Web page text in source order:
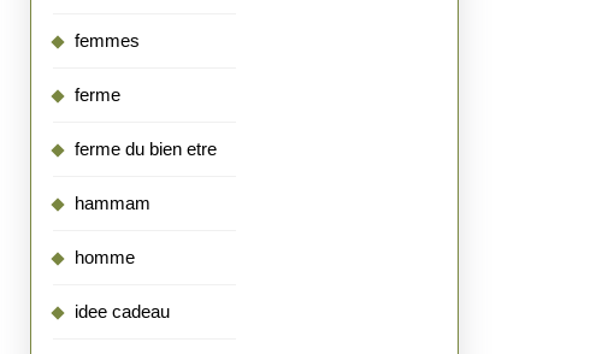
femmes
ferme
ferme du bien etre
hammam
homme
idee cadeau